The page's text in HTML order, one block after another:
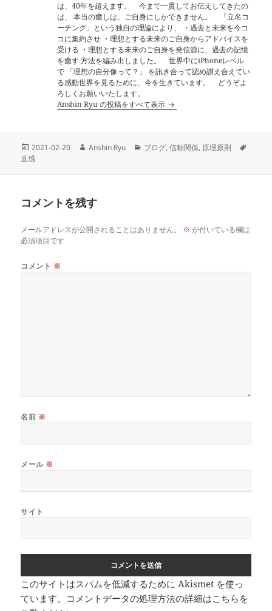
は、40年を超えます。 今まで一貫してお伝えしてきたの
は、 本当の癒しは、ご自身にしかできません。 「立名コ
ーチング」という独自の理論により、 ・過去と未来を今コ
コに集約させ ・理想とする未来のご自身からアドバイスを
受ける ・理想とする未来のご自身を発信源に、過去の記憶
を癒す 方法を編み出しました。 世界中にiPhoneレベル
で 「理想の自分像って？」 を訊き合って認め讃え合えてい
る感動世界を見るために、今を生きています。 どうぞよ
ろしくお願いいたします。
Anshin Ryu の投稿をすべて表示
投
稿
2021-02-20
作
Anshin Ryu
カ
ブログ,信頼関係, 原理原則
直感
コメントを残す
メールアドレスが公開されることはありません。 ※ が付いている欄は
必須項目です
コメント ※
名前 ※
メール ※
サイト
このサイトはスパムを低減するために Akismet を使っ
ています。 コメントデータの処理方法の詳細はこちらを